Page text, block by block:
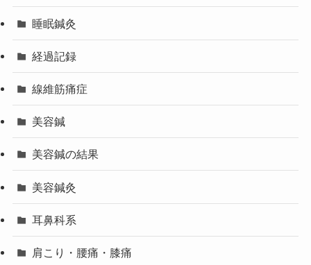
睡眠鍼灸
経過記録
線維筋痛症
美容鍼
美容鍼の結果
美容鍼灸
耳鼻科系
肩こり・腰痛・膝痛